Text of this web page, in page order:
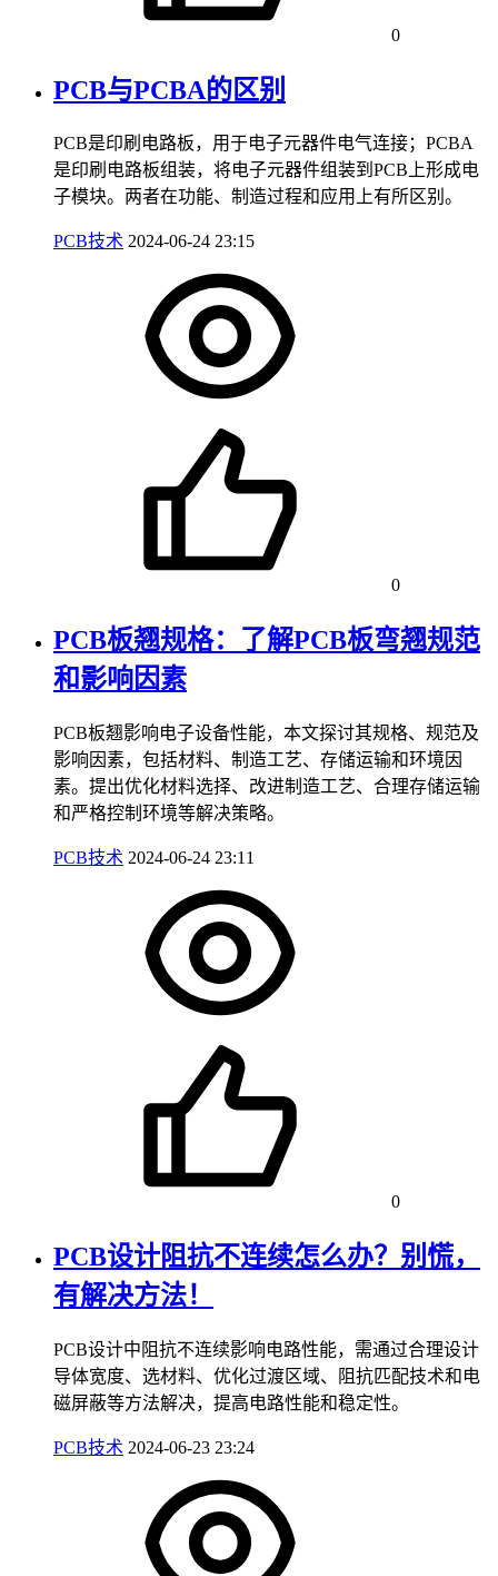
0
PCB与PCBA的区别
PCB是印刷电路板，用于电子元器件电气连接；PCBA
是印刷电路板组装，将电子元器件组装到PCB上形成电
子模块。两者在功能、制造过程和应用上有所区别。
PCB技术 2024-06-24 23:15
0
PCB板翘规格：了解PCB板弯翘规范
和影响因素
PCB板翘影响电子设备性能，本文探讨其规格、规范及
影响因素，包括材料、制造工艺、存储运输和环境因
素。提出优化材料选择、改进制造工艺、合理存储运输
和严格控制环境等解决策略。
PCB技术 2024-06-24 23:11
0
PCB设计阻抗不连续怎么办？别慌，
有解决方法！
PCB设计中阻抗不连续影响电路性能，需通过合理设计
导体宽度、选材料、优化过渡区域、阻抗匹配技术和电
磁屏蔽等方法解决，提高电路性能和稳定性。
PCB技术 2024-06-23 23:24